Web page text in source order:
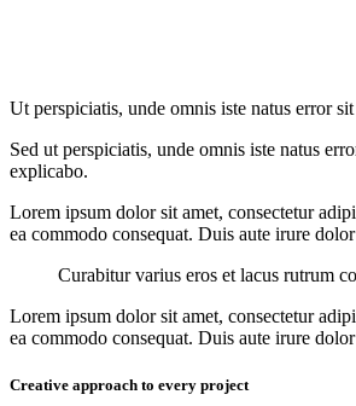
Ut perspiciatis, unde omnis iste natus error
Sed ut perspiciatis, unde omnis iste natus
explicabo.
Lorem ipsum dolor sit amet, consectetur
ea commodo consequat. Duis aute irure
Curabitur varius eros et lacus rutrum
Lorem ipsum dolor sit amet, consectetur
ea commodo consequat. Duis aute irure
Creative approach to every project